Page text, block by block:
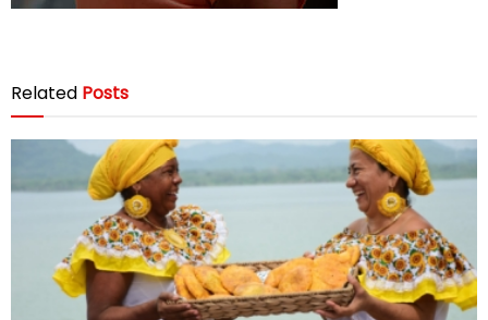
Related Posts